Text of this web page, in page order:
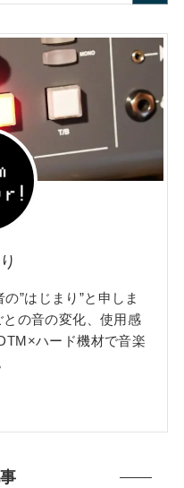
”はじまり”と申しま
の音の変化、使用感
ハード機材で音楽